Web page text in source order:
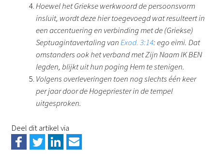
Hoewel het Griekse werkwoord de persoonsvorm
insluit, wordt deze hier toegevoegd wat resulteert in
een accentuering en verbinding met de (Griekse)
Septuagintavertaling vanExod. 3:14: ego eimi. Dat
omstanders ook het verband met Zijn Naam IK BEN
legden, blijkt uit hun poging Hem te stenigen.
Volgens overleveringen toen nog slechts één keer
per jaar door de Hogepriester in de tempel
uitgesproken.
Deel dit artikel via